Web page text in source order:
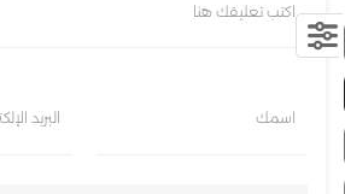
اكتب تعليقك هنا
اسمك البريد